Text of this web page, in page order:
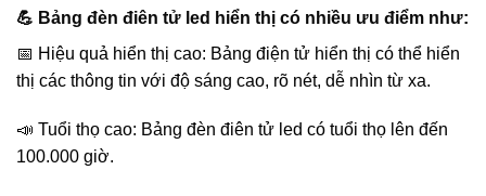
💪 Bảng đèn điên tử led hiển thị có nhiều ưu điểm như:
📅 Hiệu quả hiển thị cao: Bảng điện tử hiển thị có thể hiển
thị các thông tin với độ sáng cao, rõ nét, dễ nhìn từ xa.
📣 Tuổi thọ cao: Bảng đèn điên tử led có tuổi thọ lên đến
100.000 giờ.